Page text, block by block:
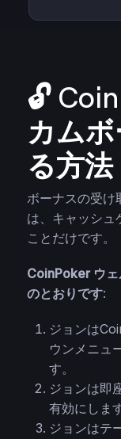
🔓
カム
る方法
ボーナスの受け
は、キャッシュ
ことだけです。
CoinPoker ウェ
のとおりです:
ジョンは
ウンメニュ
す。
ジョンは即
有効にします
ジョンはテ